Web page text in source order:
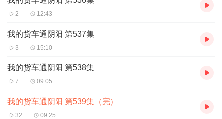
2 12:43
我的货车通阴阳 第537集
3 15:10
我的货车通阴阳 第538集
7 09:05
我的货车通阴阳 第539集（完）
32 09:25